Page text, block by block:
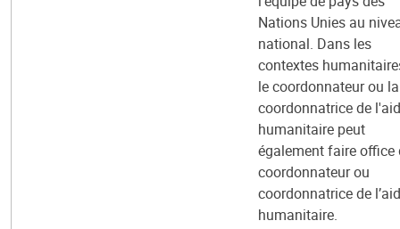
Nations Unies au
national. Dans les
contextes
le coordonnateur ou la
coordonnatrice de
humanitaire peut
également faire office
coordonnateur ou
coordonnatrice de
humanitaire.